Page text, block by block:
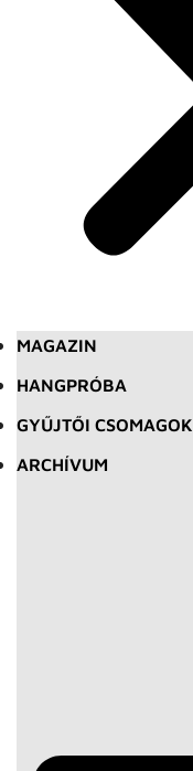
MAGAZIN
HANGPRÓBA
GYŰJTŐI CSOMAGOK
ARCHÍVUM